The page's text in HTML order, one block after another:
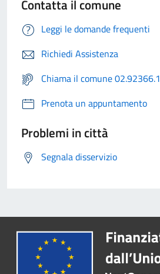
Contatta il comune
Leggi le domande frequenti
Richiedi Assistenza
Chiama il comune 02.92366.1
Prenota un appuntamento
Problemi in città
Segnala disservizio